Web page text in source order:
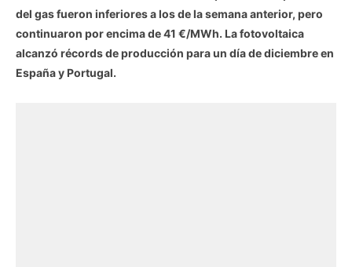
del gas fueron inferiores a los de la semana anterior, pero
continuaron por encima de 41 €/MWh. La fotovoltaica
alcanzó récords de producción para un día de diciembre en
España y Portugal.